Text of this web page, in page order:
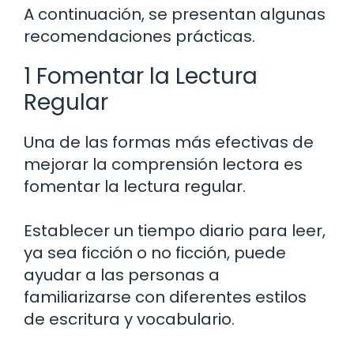
A continuación, se presentan algunas
recomendaciones prácticas.
1 Fomentar la Lectura
Regular
Una de las formas más efectivas de
mejorar la comprensión lectora es
fomentar la lectura regular.
Establecer un tiempo diario para leer,
ya sea ficción o no ficción, puede
ayudar a las personas a
familiarizarse con diferentes estilos
de escritura y vocabulario.